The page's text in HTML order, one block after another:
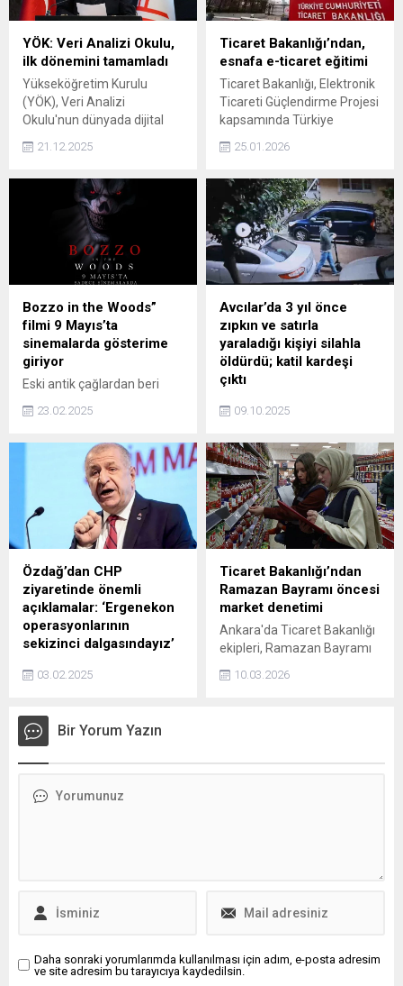
YÖK: Veri Analizi Okulu,
ilk dönemini tamamladı
Yükseköğretim Kurulu
(YÖK), Veri Analizi
Okulu'nun dünyada dijital
becerilerin
yaygınlaştırılmasına yönelik
gerçekleştirilen en kapsamlı
çevrim içi eğitim
programlarından biri olarak
ilk dönemini tamamladığını
21.12.2025
Ticaret Bakanlığı’ndan,
esnafa e-ticaret eğitimi
Ticaret Bakanlığı, Elektronik
Ticareti Güçlendirme Projesi
kapsamında Türkiye
genelindeki esnaf ve
KOBİ'lere yönelik e-ticaret ile
başlatılacağını açıkladı.
25.01.2026
Bozzo in the Woods”
filmi 9 Mayıs’ta
sinemalarda gösterime
giriyor
Eski antik çağlardan beri
Darius Crimson ailesi,
bir şekilde sakladıkları,
dünyaya zarar verebilecek
"Lazarus" adlı karanlık gücü
kontrol altında tutmaktadır.
23.02.2025
Avcılar’da 3 yıl önce
zıpkın ve satırla
yaraladığı kişiyi silahla
öldürdü; katil kardeşi
çıktı
sırada uğradığı silahlı saldırı
Metin Direk'in (31) katili
kardeşi çıktı. Olay yerine
elektrikli scooterle gelip yine
aynı araçla kaçtığı tespit
edilen şüpheli Rıdvan Direk
(25) kısa sürede yakalandı.
Şüphelinin 3 yıl önce de
ağabeyini zıpkın ve satırla
yaraladığı, psikolojik tedavi
Şüpheli...
09.10.2025
Özdağ’dan CHP
ziyaretinde önemli
açıklamalar: ‘Ergenekon
operasyonlarının
sekizinci dalgasındayız’
Ümit Özdağ'ın, Silivri
ziyaret eden CHP heyetine,
cezaevine konulması
dalgasına benzeterek, İkili
03.02.2025
Ticaret Bakanlığı’ndan
Ramazan Bayramı öncesi
market denetimi
Ankara'da Ticaret Bakanlığı
ekipleri, Ramazan Bayramı
başta olmak üzere tüketim
10.03.2026
Bir Yorum Yazın
Daha sonraki yorumlarımda kullanılması için adım, e-posta adresim
ve site adresim bu tarayıcıya kaydedilsin.